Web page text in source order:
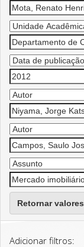
Retornar valores
Adicionar filtros: